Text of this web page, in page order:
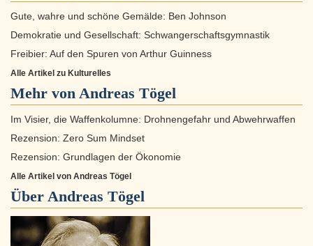
Gute, wahre und schöne Gemälde: Ben Johnson
Demokratie und Gesellschaft: Schwangerschaftsgymnastik
Freibier: Auf den Spuren von Arthur Guinness
Alle Artikel zu Kulturelles
Mehr von Andreas Tögel
Im Visier, die Waffenkolumne: Drohnengefahr und Abwehrwaffen
Rezension: Zero Sum Mindset
Rezension: Grundlagen der Ökonomie
Alle Artikel von Andreas Tögel
Über Andreas Tögel